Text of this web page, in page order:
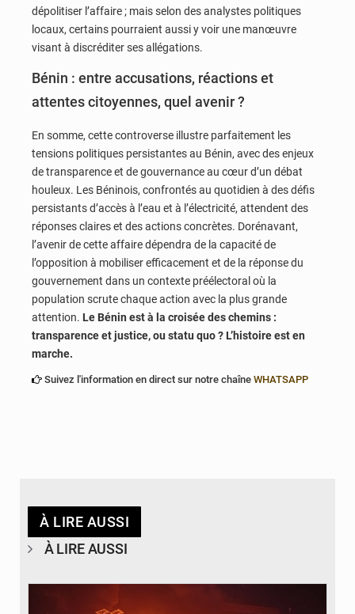
dépolitiser l’affaire ; mais selon des analystes politiques
locaux, certains pourraient aussi y voir une manœuvre
visant à discréditer ses allégations.
Bénin : entre accusations, réactions et
attentes citoyennes, quel avenir ?
En somme, cette controverse illustre parfaitement les
tensions politiques persistantes au Bénin, avec des enjeux
de transparence et de gouvernance au cœur d’un débat
houleux. Les Béninois, confrontés au quotidien à des défis
persistants d’accès à l’eau et à l’électricité, attendent des
réponses claires et des actions concrètes. Dorénavant,
l’avenir de cette affaire dépendra de la capacité de
l’opposition à mobiliser efficacement et de la réponse du
gouvernement dans un contexte préélectoral où la
population scrute chaque action avec la plus grande
attention. Le Bénin est à la croisée des chemins :
transparence et justice, ou statu quo ? L’histoire est en
marche.
Suivez l'information en direct sur notre chaîne WHATSAPP
À LIRE AUSSI
À LIRE AUSSI